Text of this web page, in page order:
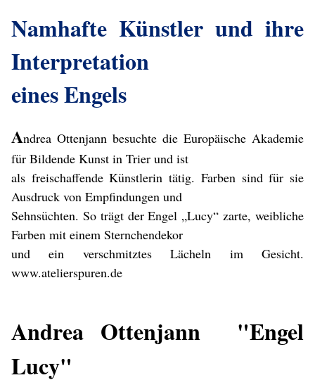
Namhafte Künstler und ihre
Interpretation
eines Engels
Andrea Ottenjann besuchte die Europäische Akademie
für Bildende Kunst in Trier und ist
als freischaffende Künstlerin tätig. Farben sind für sie
Ausdruck von Empfindungen und
Sehnsüchten. So trägt der Engel „Lucy“ zarte, weibliche
Farben mit einem Sternchendekor
und ein verschmitztes Lächeln im Gesicht.
www.atelierspuren.de
Andrea Ottenjann "Engel
Lucy"